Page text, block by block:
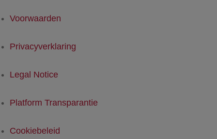
Voorwaarden
Privacyverklaring
Legal Notice
Platform Transparantie
Cookiebeleid